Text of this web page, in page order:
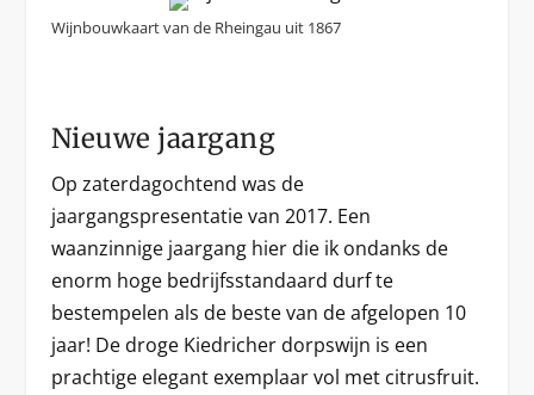
Wijnbouwkaart van de Rheingau uit 1867
Nieuwe jaargang
Op zaterdagochtend was de
jaargangspresentatie van 2017. Een
waanzinnige jaargang hier die ik ondanks de
enorm hoge bedrijfsstandaard durf te
bestempelen als de beste van de afgelopen 10
jaar! De droge Kiedricher dorpswijn is een
prachtige elegant exemplaar vol met citrusfruit.